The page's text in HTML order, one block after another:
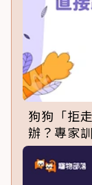
狗狗「拒
辦？專家